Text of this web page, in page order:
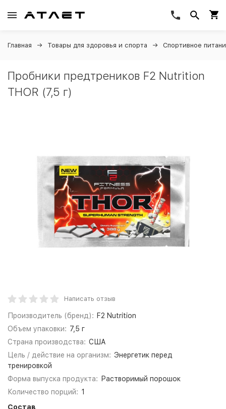
Главная Товары для здоровья и спорта Спортивное
Пробники предтреников F2 Nutrition
THOR (7,5 г)
Написать отзыв
Производитель (бренд): F2 Nutrition
Объем упаковки: 7,5 г
Страна производства: США
Цель / действие на организм: Энергетик перед
тренировкой
Форма выпуска продукта:
Растворимый порошок
Количество порций: 1
Состав